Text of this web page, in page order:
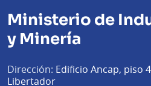
Ministerio de
y Minería
Dirección: Edificio Ancap, piso
Libertador